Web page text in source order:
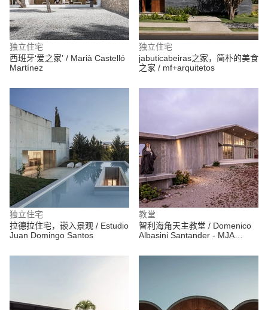
独立住宅
西班牙‘爱之家’ / Marià Castelló
Martínez
独立住宅
jabuticabeiras之家，简朴的美食
之家 / mf+arquitetos
独立住宅
拉德拉住宅，嵌入景观 / Estudio
Juan Domingo Santos
教堂
智利海角天主教堂 / Domenico
Albasini Santander - MJA